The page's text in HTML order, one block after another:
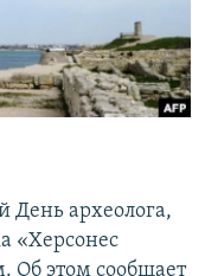
День археолога,
«Херсонес
Об этом сообщает